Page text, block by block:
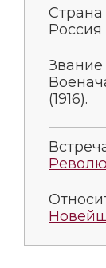
Страна
Россия
Звание
(1916).